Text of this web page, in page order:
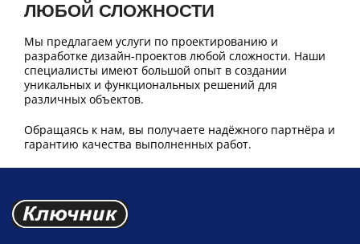
ЛЮБОЙ СЛОЖНОСТИ
Мы предлагаем услуги по проектированию и
разработке дизайн-проектов любой сложности. Наши
специалисты имеют большой опыт в создании
уникальных и функциональных решений для
различных объектов.
Обращаясь к нам, вы получаете надёжного партнёра и
гарантию качества выполненных работ.